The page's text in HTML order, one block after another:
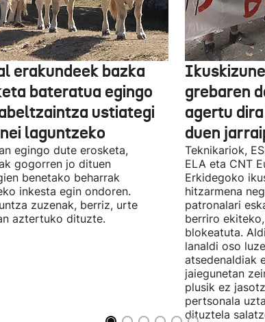
erakundeek bazka
bateratua egingo
ustiategi
laguntzeko
egingo dute erosketa,
gogorren jo dituen
benetako beharrak
inkesta egin ondoren.
zuzenak, berriz, urte
aztertuko dituzte.
grebaren
agertu
duen
Teknikariok,
ELA eta CNT
Erkidegoko
hitzarmena
patronalari
berriro
blokeatuta.
lanaldi oso
atsedenaldiak
jaiegunetan
plusik ez
pertsonala
dituztela